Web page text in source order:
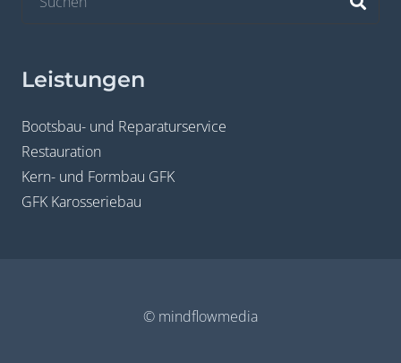
Leistungen
Bootsbau- und Reparaturservice
Restauration
Kern- und Formbau GFK
GFK Karosseriebau
© mindflowmedia